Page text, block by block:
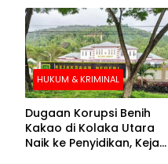
HUKUM & KRIMINAL
Dugaan Korupsi Benih
Kakao di Kolaka Utara
Naik ke Penyidikan, Kejari